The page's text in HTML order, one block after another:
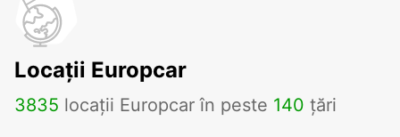
Locații Europcar
3835 locații Europcar în peste 140 țări